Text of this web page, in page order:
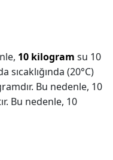
10 kilogram su 10
(20°C)
Bu nedenle, 10
Bu nedenle, 10